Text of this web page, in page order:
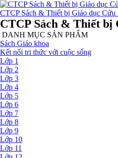
CTCP Sách & Thiết bị Giáo dục Cửu
CTCP Sách & Thiết bị
DANH MỤC SẢN PHẨM
Sách Giáo khoa
Kết nối tri thức với cuộc sống
Lớp 1
Lớp 2
Lớp 3
Lớp 4
Lớp 5
Lớp 6
Lớp 7
Lớp 8
Lớp 9
Lớp 10
Lớp 11